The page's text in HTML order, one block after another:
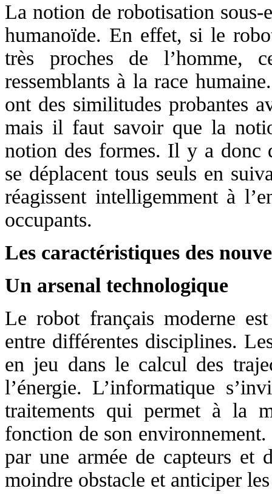
La notion de robotisation sous-
humanoïde. En effet, si le
très proches de l’homme,
ressemblants à la race
ont des similitudes probantes
mais il faut savoir que la
notion des formes. Il y a donc
se déplacent tous seuls en
réagissent intelligemment à
occupants.
Les caractéristiques des
Un arsenal technologique
Le robot français moderne
entre différentes disciplines.
en jeu dans le calcul des
l’énergie. L’informatique
traitements qui permet à la
fonction de son
par une armée de capteurs et
moindre obstacle et anticiper